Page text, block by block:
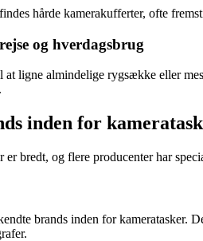
hårde kamerakufferter, ofte
og hverdagsbrug
at ligne almindelige rygsække eller
inden for
er bredt, og flere producenter har
brands inden for